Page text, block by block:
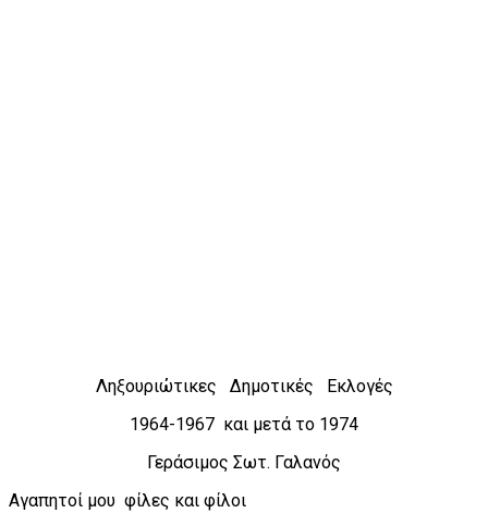
Ληξουριώτικες Δημοτικές Εκλογές
1964-1967 και μετά το 1974
Γεράσιμος Σωτ. Γαλανός
Αγαπητοί μου φίλες και φίλοι